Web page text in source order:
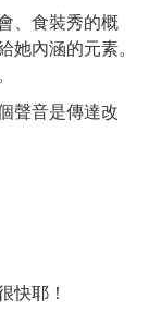
、食裝秀的概
她內涵的元素。
聲音是傳達改
快耶！